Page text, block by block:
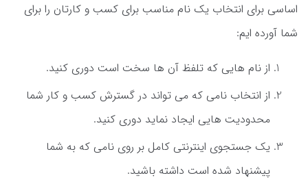
اساسی برای انتخاب یک نام مناسب برای کسب و کارتان را برای
شما آورده ایم:
از نام هایی که تلفظ آن ها سخت است دوری کنید.
از انتخاب نامی که می تواند در گسترش کسب و کار شما
محدودیت هایی ایجاد نماید دوری کنید.
یک جستجوی اینترنتی کامل بر روی نامی که به شما
پیشنهاد شده است داشته باشید.